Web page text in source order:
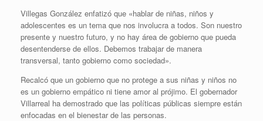
Villegas González enfatizó que «hablar de niñas, niños y
adolescentes es un tema que nos involucra a todos. Son nuestro
presente y nuestro futuro, y no hay área de gobierno que pueda
desentenderse de ellos. Debemos trabajar de manera
transversal, tanto gobierno como sociedad».
Recalcó que un gobierno que no protege a sus niñas y niños no
es un gobierno empático ni tiene amor al prójimo. El gobernador
Villarreal ha demostrado que las políticas públicas siempre están
enfocadas en el bienestar de las personas.